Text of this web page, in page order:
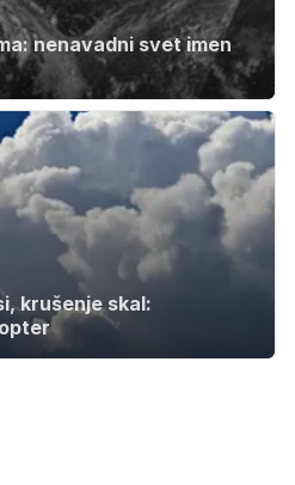
nenavadni svet imen
krušenje skal: